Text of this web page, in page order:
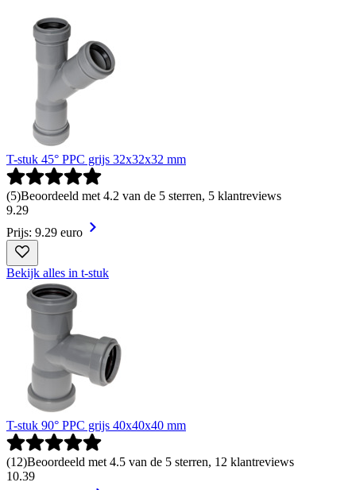
T-stuk 45° PPC grijs 32x32x32 mm
(5)Beoordeeld met 4.2 van de 5 sterren, 5 klantreviews
9.29
Prijs: 9.29 euro
Bekijk alles in t-stuk
T-stuk 90° PPC grijs 40x40x40 mm
(12)Beoordeeld met 4.5 van de 5 sterren, 12 klantreviews
10.39